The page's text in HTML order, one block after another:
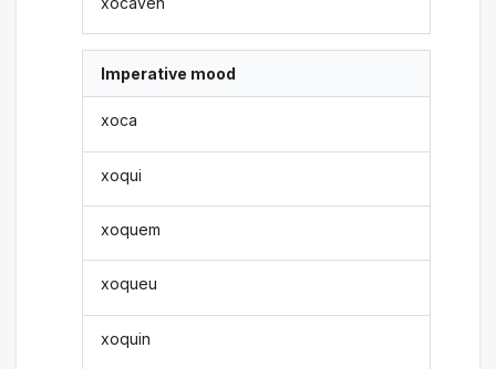
Imperative mood
xoca
xoqui
xoquem
xoqueu
xoquin